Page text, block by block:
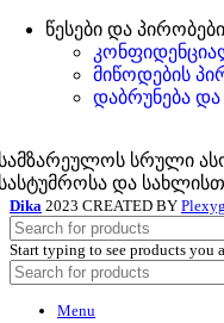
წესები და პირობები
მიწოდების
დაბრუნება
სრული
და
Dika 2023 CREATED BY
Start typing to see products you
Menu